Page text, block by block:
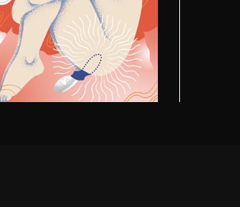
perfeita e perca-se
uma massagem dupla da